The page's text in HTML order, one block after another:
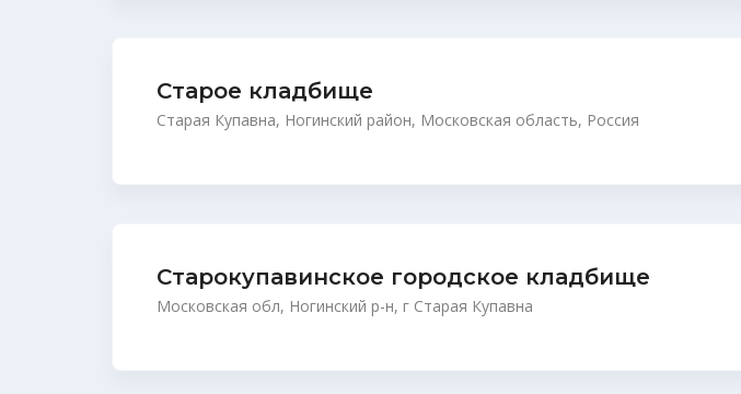
Старое кладбище
Старая Купавна, Ногинский район, Московская область, Россия
Старокупавинское городское кладбище
Московская обл, Ногинский р-н, г Старая Купавна